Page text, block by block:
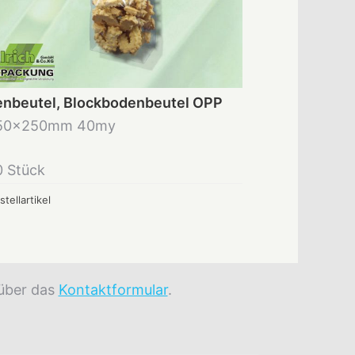
Blockbodenbeutel OPP
40my
Stück
das Kontaktformular.